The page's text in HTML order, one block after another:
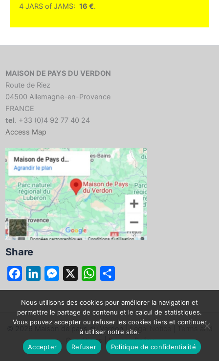
4 JARS of JAMS: 16 €.
MAISON DE PAYS DU VERDON
Route de Riez
04500 Allemagne-en-Provence
FRANCE
tel. +33 (0)4 92 77 40 24
Access Map
Share
a
c
e
o
i
n
k
d
e
s
s
n
W
h
a
t
s
A
h
a
r
e
© 2026 Maison de pays du Verdon |Legal Notice
Terms and
Conditions
|Privacy Policy
Nous utilisons des cookies pour améliorer la navigation et
permettre le partage de contenu et le calcul de statistiques.
Vous pouvez accepter ou refuser les cookies tiers et continuer
à utiliser notre site.
Accepter
Refuser Politique de confidentialité